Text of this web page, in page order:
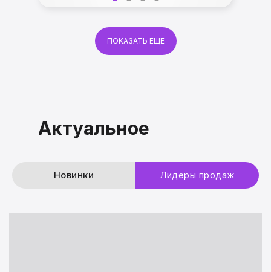
Напольные
ПОКАЗАТЬ ЕЩЕ
Актуальное
Новинки Лидеры продаж